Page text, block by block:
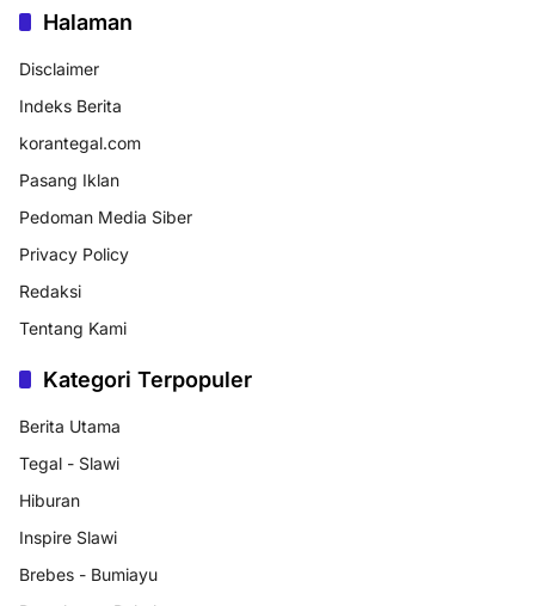
Halaman
Disclaimer
Indeks Berita
korantegal.com
Pasang Iklan
Pedoman Media Siber
Privacy Policy
Redaksi
Tentang Kami
Kategori Terpopuler
Berita Utama
Tegal - Slawi
Hiburan
Inspire Slawi
Brebes - Bumiayu